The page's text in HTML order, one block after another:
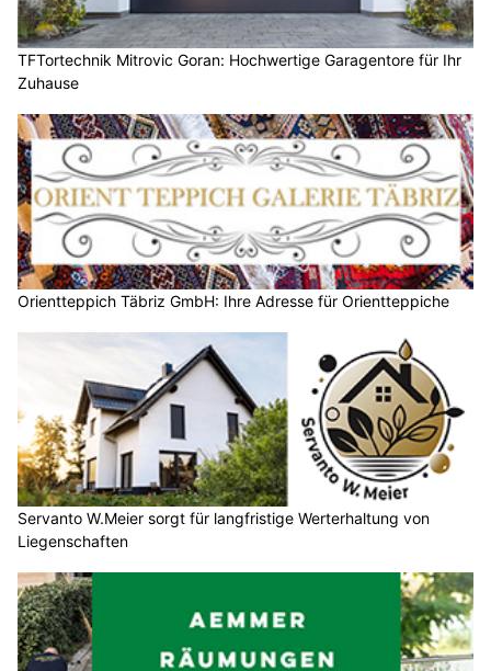
TFTortechnik Mitrovic Goran: Hochwertige Garagentore für Ihr
Zuhause
Orientteppich Täbriz GmbH: Ihre Adresse für Orientteppiche
Servanto W.Meier sorgt für langfristige Werterhaltung von
Liegenschaften